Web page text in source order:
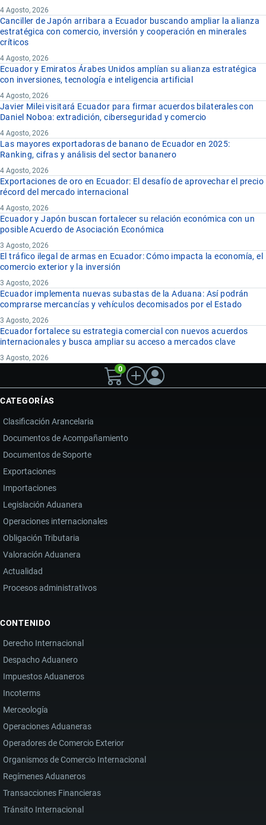
4 Agosto, 2026
Canciller de Japón arribara a Ecuador buscando ampliar la alianza
estratégica con comercio, inversión y cooperación en minerales
críticos
4 Agosto, 2026
Ecuador y Emiratos Árabes Unidos amplían su alianza estratégica
con inversiones, tecnología e inteligencia artificial
4 Agosto, 2026
Javier Milei visitará Ecuador para firmar acuerdos bilaterales con
Daniel Noboa: extradición, ciberseguridad y comercio
4 Agosto, 2026
Las mayores exportadoras de banano de Ecuador en 2025:
Ranking, cifras y análisis del sector bananero
4 Agosto, 2026
Exportaciones de oro en Ecuador: El desafío de aprovechar el precio
récord del mercado internacional
4 Agosto, 2026
Ecuador y Japón buscan fortalecer su relación económica con un
posible Acuerdo de Asociación Económica
3 Agosto, 2026
El tráfico ilegal de armas en Ecuador: Cómo impacta la economía, el
comercio exterior y la inversión
3 Agosto, 2026
Ecuador implementa nuevas subastas de la Aduana: Así podrán
comprarse mercancías y vehículos decomisados por el Estado
3 Agosto, 2026
Ecuador fortalece su estrategia comercial con nuevos acuerdos
internacionales y busca ampliar su acceso a mercados clave
3 Agosto, 2026
0
CATEGORÍAS
Clasificación Arancelaria
Documentos de Acompañamiento
Documentos de Soporte
Exportaciones
Importaciones
Legislación Aduanera
Operaciones internacionales
Obligación Tributaria
Valoración Aduanera
Actualidad
Procesos administrativos
CONTENIDO
Derecho Internacional
Despacho Aduanero
Impuestos Aduaneros
Incoterms
Merceología
Operaciones Aduaneras
Operadores de Comercio Exterior
Organismos de Comercio Internacional
Regímenes Aduaneros
Transacciones Financieras
Tránsito Internacional